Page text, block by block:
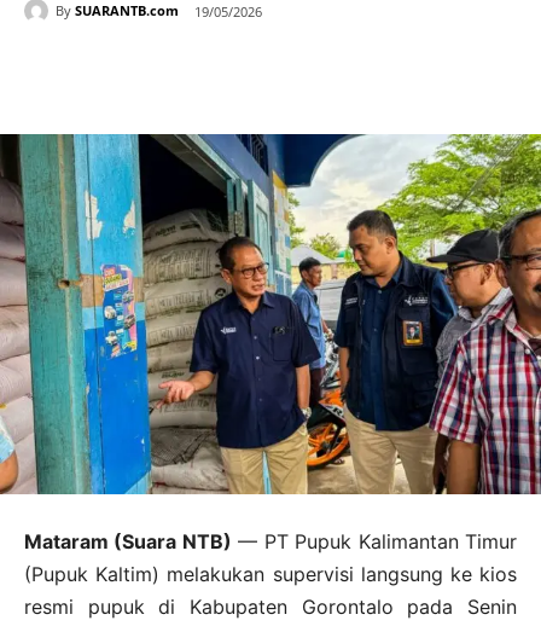
By SUARANTB.com 19/05/2026
Mataram (Suara NTB) — PT Pupuk Kalimantan Timur
(Pupuk Kaltim) melakukan supervisi langsung ke kios
resmi pupuk di Kabupaten Gorontalo pada Senin